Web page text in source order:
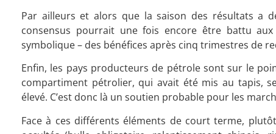
Par ailleurs et alors que la saison des résultats a
consensus pourrait une fois encore être battu
symbolique – des bénéfices après cinq trimestres de
Enfin, les pays producteurs de pétrole sont sur le
compartiment pétrolier, qui avait été mis au tapis,
élevé. C’est donc là un soutien probable pour les
Face à ces différents éléments de court terme,